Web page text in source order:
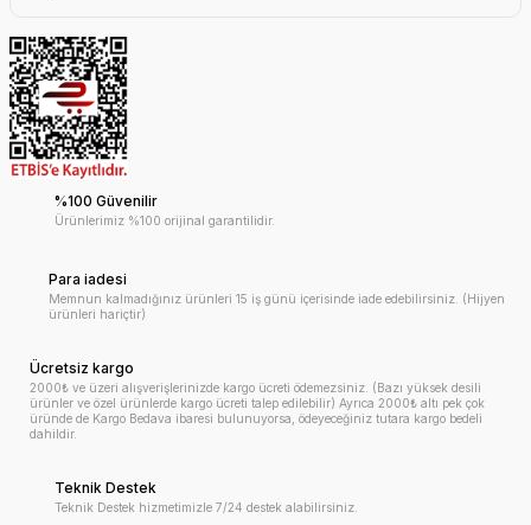
%100 Güvenilir
Ürünlerimiz %100 orijinal garantilidir.
Para iadesi
Memnun kalmadığınız ürünleri 15 iş günü içerisinde iade edebilirsiniz. (Hijyen
ürünleri hariçtir)
Ücretsiz kargo
2000₺ ve üzeri alışverişlerinizde kargo ücreti ödemezsiniz. (Bazı yüksek desili
ürünler ve özel ürünlerde kargo ücreti talep edilebilir) Ayrıca 2000₺ altı pek çok
üründe de Kargo Bedava ibaresi bulunuyorsa, ödeyeceğiniz tutara kargo bedeli
dahildir.
Teknik Destek
Teknik Destek hizmetimizle 7/24 destek alabilirsiniz.